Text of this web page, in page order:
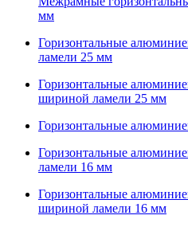
мм
Горизонтальные
ламели 25 мм
Горизонтальные
шириной ламели 25 мм
Горизонтальные
Горизонтальные
ламели 16 мм
Горизонтальные
шириной ламели 16 мм